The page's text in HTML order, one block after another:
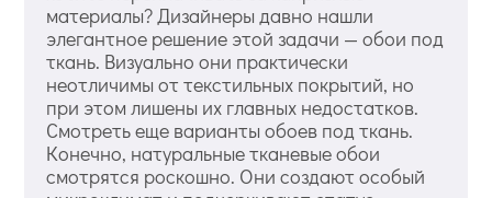
материалы? Дизайнеры давно нашли
элегантное решение этой задачи — обои под
ткань. Визуально они практически
неотличимы от текстильных покрытий, но
при этом лишены их главных недостатков.
Смотреть еще варианты обоев под ткань.
Конечно, натуральные тканевые обои
смотрятся роскошно. Они создают особый